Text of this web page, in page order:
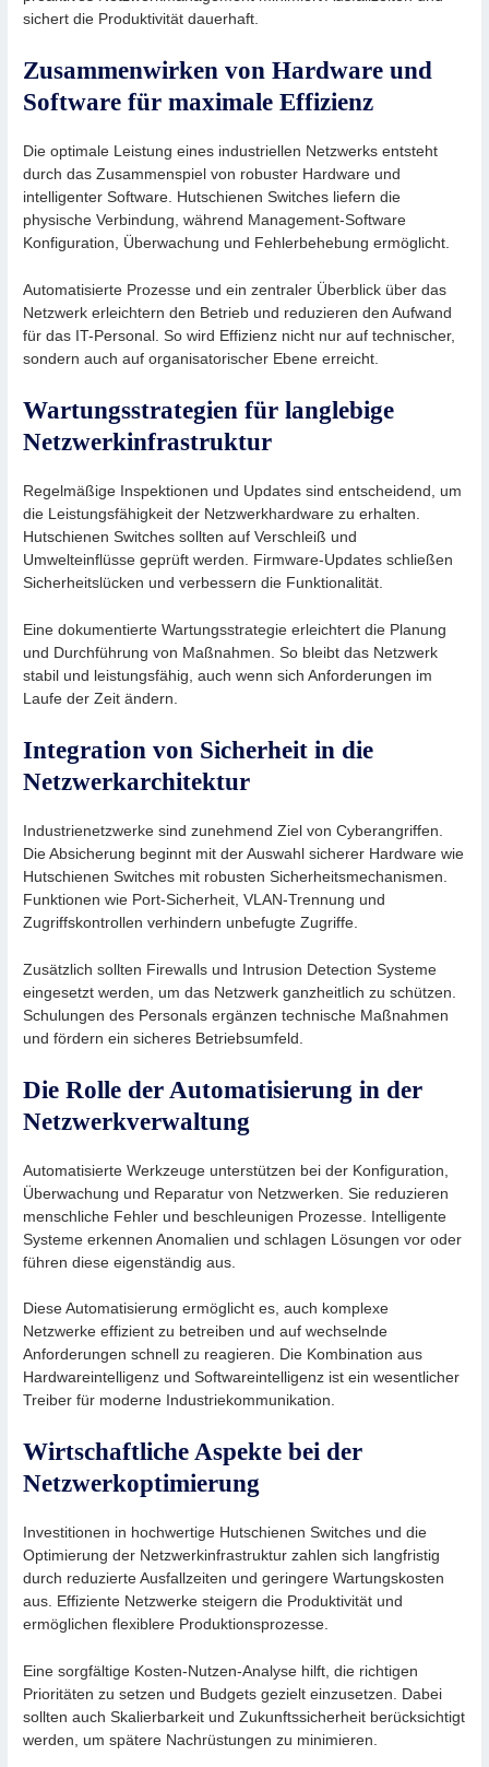
sichert die Produktivität dauerhaft.
Zusammenwirken von Hardware und
Software für maximale Effizienz
Die optimale Leistung eines industriellen Netzwerks entsteht
durch das Zusammenspiel von robuster Hardware und
intelligenter Software. Hutschienen Switches liefern die
physische Verbindung, während Management-Software
Konfiguration, Überwachung und Fehlerbehebung ermöglicht.
Automatisierte Prozesse und ein zentraler Überblick über das
Netzwerk erleichtern den Betrieb und reduzieren den Aufwand
für das IT-Personal. So wird Effizienz nicht nur auf technischer,
sondern auch auf organisatorischer Ebene erreicht.
Wartungsstrategien für langlebige
Netzwerkinfrastruktur
Regelmäßige Inspektionen und Updates sind entscheidend, um
die Leistungsfähigkeit der Netzwerkhardware zu erhalten.
Hutschienen Switches sollten auf Verschleiß und
Umwelteinflüsse geprüft werden. Firmware-Updates schließen
Sicherheitslücken und verbessern die Funktionalität.
Eine dokumentierte Wartungsstrategie erleichtert die Planung
und Durchführung von Maßnahmen. So bleibt das Netzwerk
stabil und leistungsfähig, auch wenn sich Anforderungen im
Laufe der Zeit ändern.
Integration von Sicherheit in die
Netzwerkarchitektur
Industrienetzwerke sind zunehmend Ziel von Cyberangriffen.
Die Absicherung beginnt mit der Auswahl sicherer Hardware wie
Hutschienen Switches mit robusten Sicherheitsmechanismen.
Funktionen wie Port-Sicherheit, VLAN-Trennung und
Zugriffskontrollen verhindern unbefugte Zugriffe.
Zusätzlich sollten Firewalls und Intrusion Detection Systeme
eingesetzt werden, um das Netzwerk ganzheitlich zu schützen.
Schulungen des Personals ergänzen technische Maßnahmen
und fördern ein sicheres Betriebsumfeld.
Die Rolle der Automatisierung in der
Netzwerkverwaltung
Automatisierte Werkzeuge unterstützen bei der Konfiguration,
Überwachung und Reparatur von Netzwerken. Sie reduzieren
menschliche Fehler und beschleunigen Prozesse. Intelligente
Systeme erkennen Anomalien und schlagen Lösungen vor oder
führen diese eigenständig aus.
Diese Automatisierung ermöglicht es, auch komplexe
Netzwerke effizient zu betreiben und auf wechselnde
Anforderungen schnell zu reagieren. Die Kombination aus
Hardwareintelligenz und Softwareintelligenz ist ein wesentlicher
Treiber für moderne Industriekommunikation.
Wirtschaftliche Aspekte bei der
Netzwerkoptimierung
Investitionen in hochwertige Hutschienen Switches und die
Optimierung der Netzwerkinfrastruktur zahlen sich langfristig
durch reduzierte Ausfallzeiten und geringere Wartungskosten
aus. Effiziente Netzwerke steigern die Produktivität und
ermöglichen flexiblere Produktionsprozesse.
Eine sorgfältige Kosten-Nutzen-Analyse hilft, die richtigen
Prioritäten zu setzen und Budgets gezielt einzusetzen. Dabei
sollten auch Skalierbarkeit und Zukunftssicherheit berücksichtigt
werden, um spätere Nachrüstungen zu minimieren.